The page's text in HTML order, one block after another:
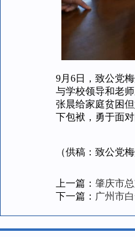
9月6日，致公党
与学校领导和老
张晨给家庭贫困
下包袱，勇于面
（供稿：致公党
上一篇： 肇庆市
下一篇： 广州市